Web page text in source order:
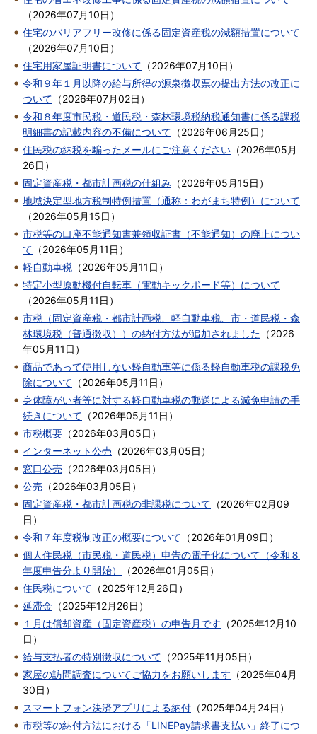
（2026年07月10日 ）
住宅のバリアフリー改修に係る固定資産税の減額措置について
（2026年07月10日 ）
住宅用家屋証明書について （2026年07月10日 ）
令和９年１月以降の給与所得の源泉徴収票の提出方法の改正に
ついて （2026年07月02日 ）
令和８年度市民税・道民税・森林環境税納税通知書に係る課税
明細書の記載内容の不備について （2026年06月25日 ）
住民税の納税を騙ったメールにご注意ください （2026年05月
26日 ）
固定資産税・都市計画税の仕組み （2026年05月15日 ）
地域決定型地方税制特例措置（通称：わがまち特例）について
（2026年05月15日 ）
市税等の口座不能通知書兼領収証書（不能通知）の廃止につい
て （2026年05月11日 ）
軽自動車税 （2026年05月11日 ）
特定小型原動機付自転車（電動キックボード等）について
（2026年05月11日 ）
市税（固定資産税・都市計画税、軽自動車税、市・道民税・森
林環境税（普通徴収））の納付方法が追加されました （2026
年05月11日 ）
商品であって使用しない軽自動車等に係る軽自動車税の課税免
除について （2026年05月11日 ）
身体障がい者等に対する軽自動車税の郵送による減免申請の手
続きについて （2026年05月11日 ）
市税概要 （2026年03月05日 ）
インターネット公売 （2026年03月05日 ）
窓口公売 （2026年03月05日 ）
公売 （2026年03月05日 ）
固定資産税・都市計画税の非課税について （2026年02月09
日 ）
令和７年度税制改正の概要について （2026年01月09日 ）
個人住民税（市民税・道民税）申告の電子化について（令和８
年度申告分より開始）
（2026年01月05日 ）
住民税について （2025年12月26日 ）
延滞金 （2025年12月26日 ）
１月は償却資産（固定資産税）の申告月です （2025年12月10
日 ）
給与支払者の特別徴収について （2025年11月05日 ）
家屋の訪問調査についてご協力をお願いします （2025年04月
30日 ）
スマートフォン決済アプリによる納付 （2025年04月24日 ）
市税等の納付方法における「LINEPay請求書支払い」終了につ